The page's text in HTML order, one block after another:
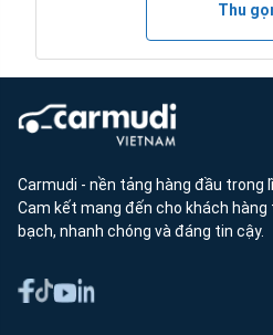
Thu
Carmudi - nền tảng hàng đầu trong
Cam kết mang đến cho khách
bạch, nhanh chóng và đáng tin cậy.